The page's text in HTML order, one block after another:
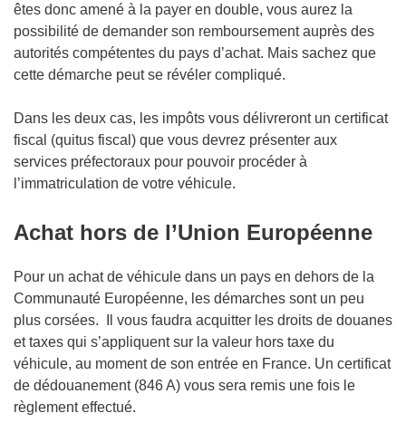
êtes donc amené à la payer en double, vous aurez la
possibilité de demander son remboursement auprès des
autorités compétentes du pays d’achat. Mais sachez que
cette démarche peut se révéler compliqué.
Dans les deux cas, les impôts vous délivreront un certificat
fiscal (quitus fiscal) que vous devrez présenter aux
services préfectoraux pour pouvoir procéder à
l’immatriculation de votre véhicule.
Achat hors de l’Union Européenne
Pour un achat de véhicule dans un pays en dehors de la
Communauté Européenne, les démarches sont un peu
plus corsées. Il vous faudra acquitter les droits de douanes
et taxes qui s’appliquent sur la valeur hors taxe du
véhicule, au moment de son entrée en France. Un certificat
de dédouanement (846 A) vous sera remis une fois le
règlement effectué.